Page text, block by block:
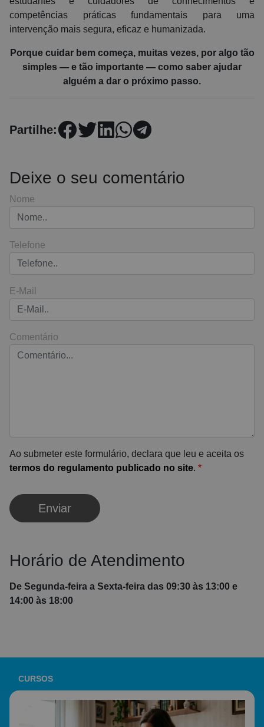
CURSOS
competências práticas fundamentais para uma
intervenção mais segura, eficaz e humanizada.
Porque cuidar bem começa, muitas vezes, por algo tão
simples — e tão importante — como saber ajudar
alguém a dar o próximo passo.
Partilhe:
Deixe o seu comentário
Nome
Telefone
E-Mail
Comentário
Ao submeter este formulário, declara que leu e aceita os
termos do regulamento publicado no site. *
Enviar
Horário de Atendimento
De Segunda-feira a Sexta-feira das 09:30 às 13:00 e
14:00 às 18:00